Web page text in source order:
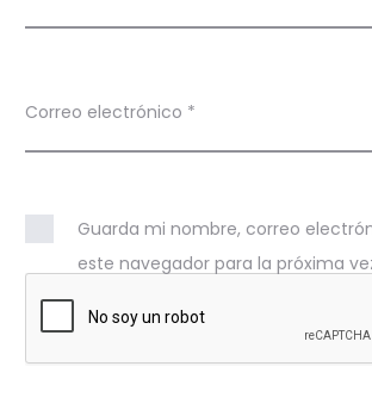
Correo electrónico *
Guarda mi nombre, correo
este navegador para la próxima